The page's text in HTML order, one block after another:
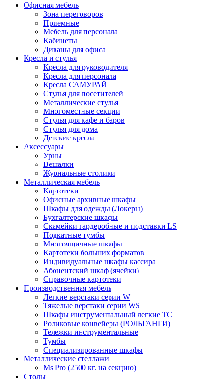
Офисная мебель
Зона переговоров
Приемные
Мебель для персонала
Кабинеты
Диваны для офиса
Кресла и стулья
Кресла для руководителя
Кресла для персонала
Кресла САМУРАЙ
Стулья для посетителей
Металлические стулья
Многоместные секции
Стулья для кафе и баров
Стулья для дома
Детские кресла
Аксессуары
Урны
Вешалки
Журнальные столики
Металлическая мебель
Картотеки
Офисные архивные шкафы
Шкафы для одежды (Локеры)
Бухгалтерские шкафы
Скамейки гардеробные и подставки LS
Подкатные тумбы
Многоящичные шкафы
Картотеки больших форматов
Индивидуальные шкафы кассира
Абонентский шкаф (ячейки)
Справочные картотеки
Производственная мебель
Легкие верстаки серии W
Тяжелые верстаки серии WS
Шкафы инструментальный легкие ТС
Роликовые конвейеры (РОЛЬГАНГИ)
Тележки инструментальные
Тумбы
Специализированные шкафы
Металлические стеллажи
Ms Pro (2500 кг. на секцию)
Столы